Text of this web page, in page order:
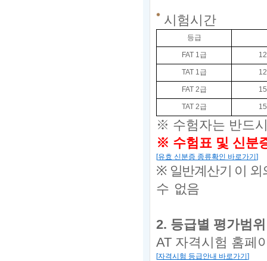
시험시간
등급
FAT 1급
TAT 1급
FAT 2급
TAT 2급
※ 수험자는 반드
※ 수험표 및 신분
[유효 신분증 종류확인 바로가기 ]
※ 일반계산기 이
수 없음
2. 등급별 평가범위
AT 자격시험 홈페
[자격시험 등급안내 바로가기 ]